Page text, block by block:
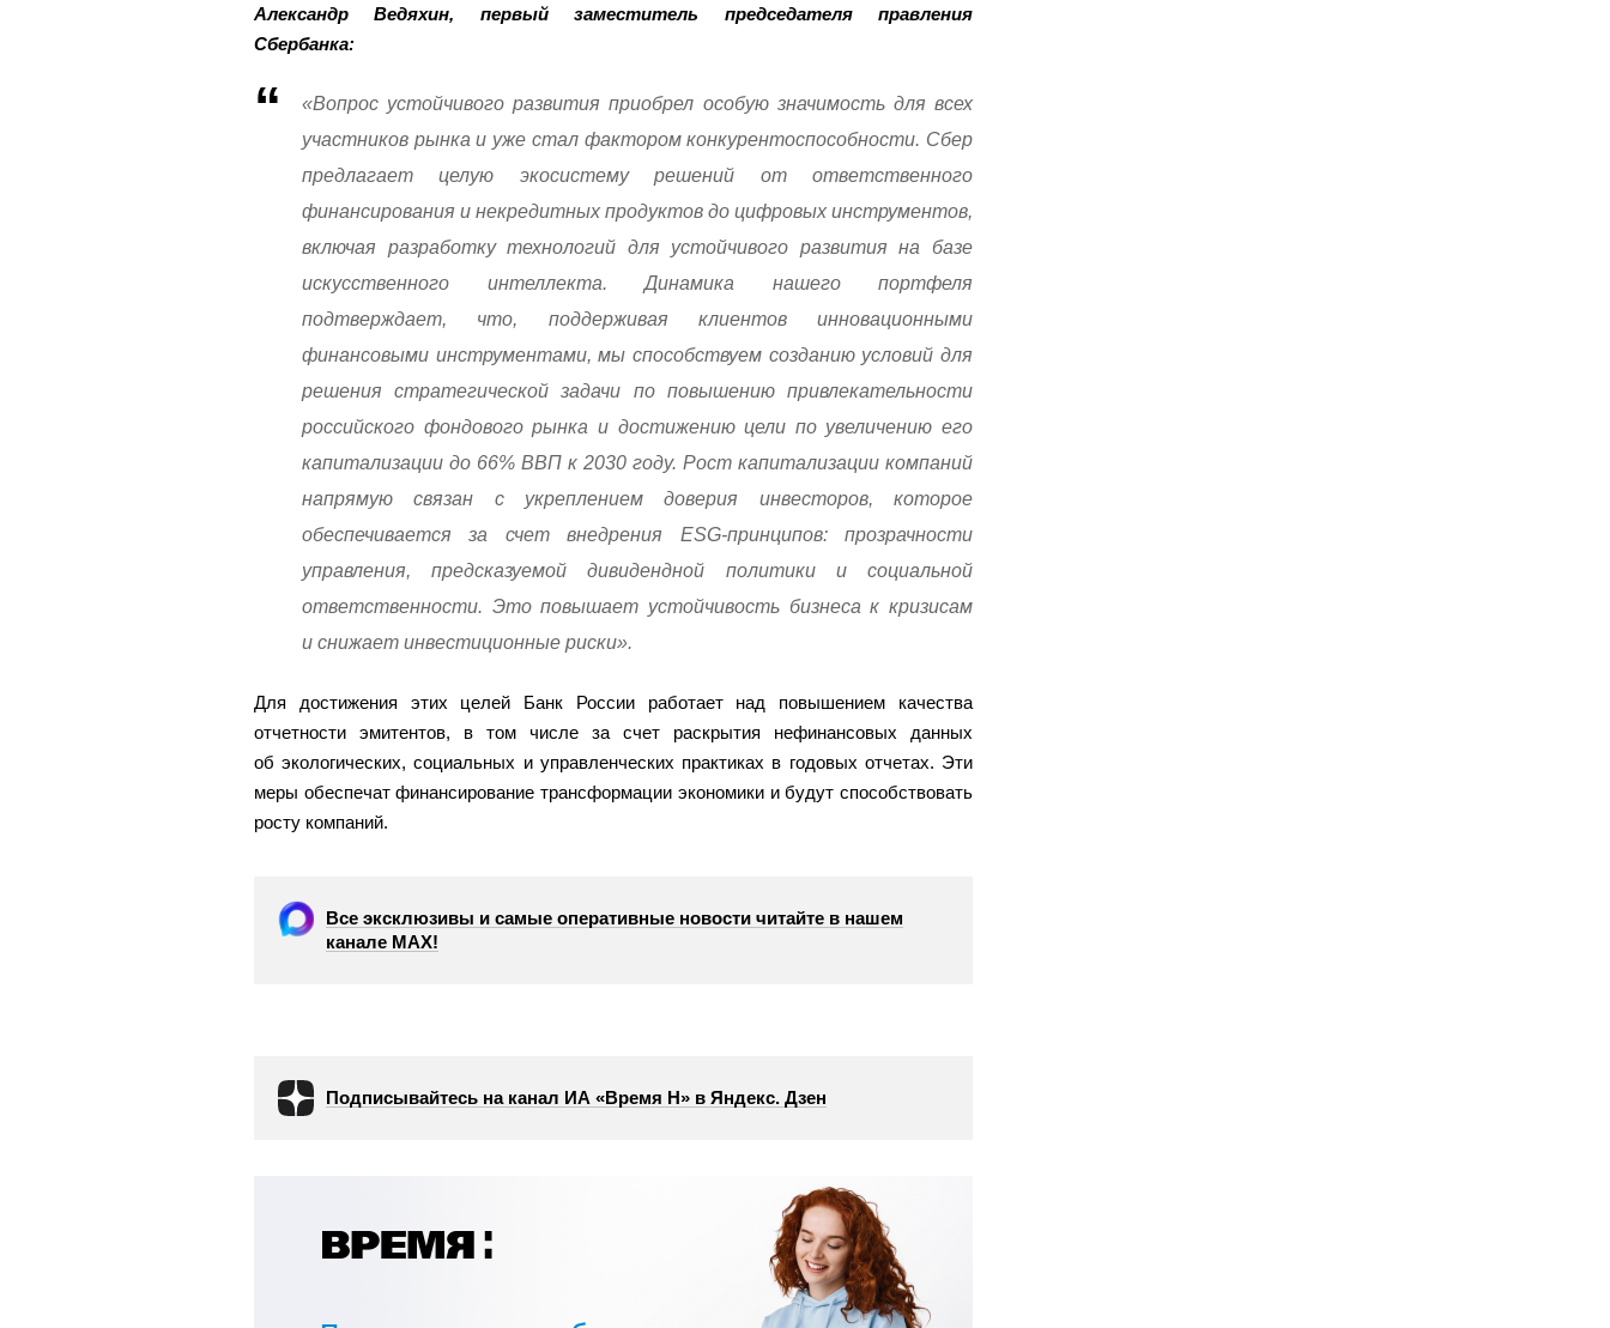
Александр Ведяхин, первый заместитель председателя правления
Сбербанка:
«Вопрос устойчивого развития приобрел особую значимость для всех
участников рынка и уже стал фактором конкурентоспособности. Сбер
предлагает целую экосистему решений от ответственного
финансирования и некредитных продуктов до цифровых инструментов,
включая разработку технологий для устойчивого развития на базе
искусственного интеллекта. Динамика нашего портфеля
подтверждает, что, поддерживая клиентов инновационными
финансовыми инструментами, мы способствуем созданию условий для
решения стратегической задачи по повышению привлекательности
российского фондового рынка и достижению цели по увеличению его
капитализации до 66% ВВП к 2030 году. Рост капитализации компаний
напрямую связан с укреплением доверия инвесторов, которое
обеспечивается за счет внедрения ESG-принципов: прозрачности
управления, предсказуемой дивидендной политики и социальной
ответственности. Это повышает устойчивость бизнеса к кризисам
и снижает инвестиционные риски».
Для достижения этих целей Банк России работает над повышением качества
отчетности эмитентов, в том числе за счет раскрытия нефинансовых данных
об экологических, социальных и управленческих практиках в годовых отчетах. Эти
меры обеспечат финансирование трансформации экономики и будут способствовать
росту компаний.
Все эксклюзивы и самые оперативные новости читайте в нашем
канале МАХ!
Подписывайтесь на канал ИА «Время Н» в Яндекс. Дзен